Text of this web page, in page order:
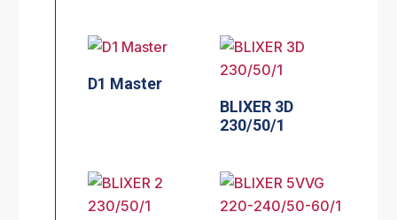
D1 Master
BLIXER 3D
230/50/1